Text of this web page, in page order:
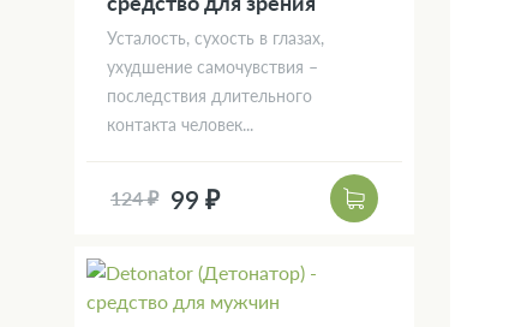
Усталость, сухость в глазах,
ухудшение самочувствия –
последствия длительного
контакта человек...
124 ₽ 99 ₽